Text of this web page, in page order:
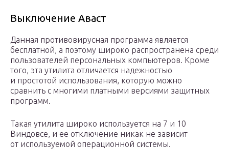
Выключение Аваст
Данная противовирусная программа является
бесплатной, а поэтому широко распространена среди
пользователей персональных компьютеров. Кроме
того, эта утилита отличается надежностью
и простотой использования, которую можно
сравнить с многими платными версиями защитных
программ.
Такая утилита широко используется на 7 и 10
Виндовсе, и ее отключение никак не зависит
от используемой операционной системы.